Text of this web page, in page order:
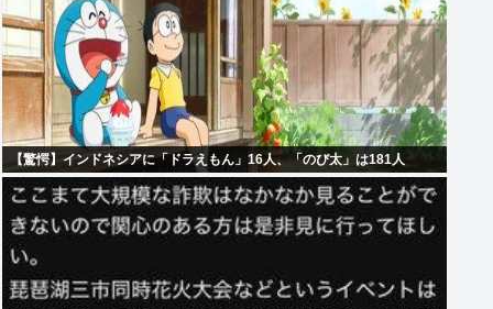
【驚愕】インドネシアに「ドラえもん」16人、「のび太」は181人